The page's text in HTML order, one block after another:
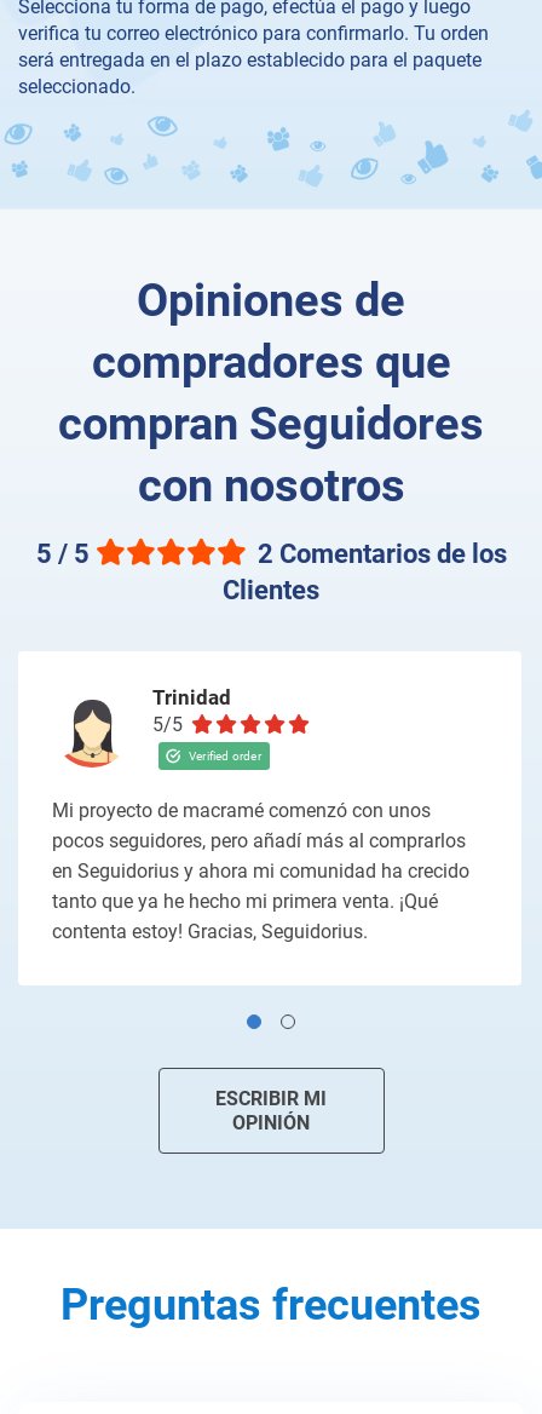
Selecciona tu forma de pago, efectúa el pago y luego
verifica tu correo electrónico para confirmarlo. Tu orden
será entregada en el plazo establecido para el paquete
seleccionado.
Opiniones de
compradores que
compran Seguidores
con nosotros
5 / 5
2 Comentarios de los
Clientes
Trinidad
5/5
Mi proyecto de macramé comenzó con unos
pocos seguidores, pero añadí más al comprarlos
en Seguidorius y ahora mi comunidad ha crecido
tanto que ya he hecho mi primera venta. ¡Qué
contenta estoy! Gracias, Seguidorius.
ESCRIBIR MI
OPINIÓN
Preguntas frecuentes